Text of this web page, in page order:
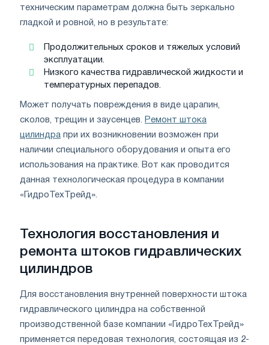
техническим параметрам должна быть зеркально
гладкой и ровной, но в результате:
Продолжительных сроков и тяжелых условий
эксплуатации.
Низкого качества гидравлической жидкости и
температурных перепадов.
Может получать повреждения в виде царапин,
сколов, трещин и заусенцев.
Ремонт штока
цилиндра при их возникновении возможен при
наличии специального оборудования и опыта его
использования на практике. Вот как проводится
данная технологическая процедура в компании
«ГидроТехТрейд».
Технология восстановления и
ремонта штоков гидравлических
цилиндров
Для восстановления внутренней поверхности штока
гидравлического цилиндра на собственной
производственной базе компании «ГидроТехТрейд»
применяется передовая технология, состоящая из 2-